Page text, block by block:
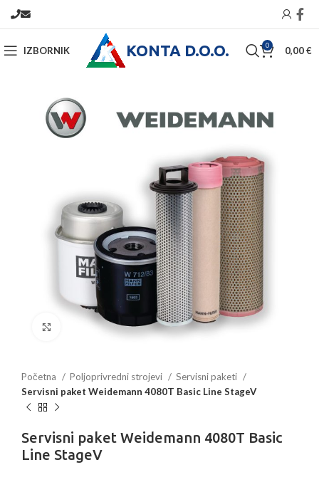
IZBORNIK KONTA D.O.O. 0 0,00€
Povećajte sliku
Početna Poljoprivredni strojevi
Servisni paketi
Servisni paket Weidemann 4080T Basic Line StageV
Servisni paket Weidemann 4080T Basic
Line StageV